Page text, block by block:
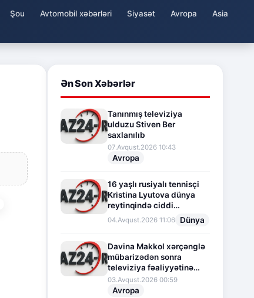
Şou Avtomobil xəbərləri Siyasət Avropa
Asia
Ən Son Xəbərlər
Tanınmış televiziya
ulduzu Stiven Ber
saxlanılıb
07.Avqust.2026 10:43
Avropa
16 yaşlı rusiyalı tennisçi
Kristina Lyutova dünya
reytinqində ciddi
irəliləyişə imza atdı
04.Avqust.2026 11:06 Dünya
Davina Makkol xərçənglə
mübarizədən sonra
televiziya fəaliyyətinə
fasilə verir
03.Avqust.2026 00:59
Avropa